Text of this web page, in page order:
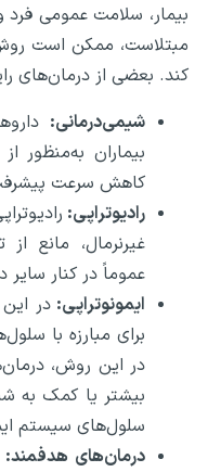
بیمار، سلامت عمومی
مبتلاست، ممکن است
کند. بعضی از درمان‌های
شیمیدرمانی:
بیماران به‌منظور
کاهش سرعت
رادیوتراپی:
غیرنرمال، مانع
عموماً در کنار سایر
ایمونوتراپی:در این
برای مبارزه با
در این روش،
بیشتر یا کمک به
سلول‌های سیستم
درمان‌های هدفمند: